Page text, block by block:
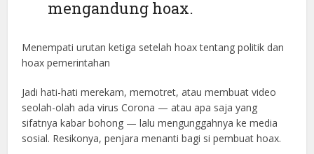
mengandung hoax.
Menempati urutan ketiga setelah hoax tentang politik dan
hoax pemerintahan
Jadi hati-hati merekam, memotret, atau membuat video
seolah-olah ada virus Corona — atau apa saja yang
sifatnya kabar bohong — lalu mengunggahnya ke media
sosial. Resikonya, penjara menanti bagi si pembuat hoax.